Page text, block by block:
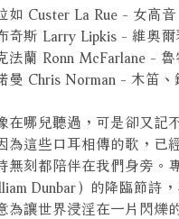
如 Custer La Rue - 女高音
奇斯 Larry Lipkis - 維奧
法蘭 Ronn McFarlane - 魯
曼 Chris Norman - 木笛、
在哪兒聽過，可是卻又記
為這些口耳相傳的歌，
無刻都陪伴在我們身旁。
Dunbar）的降臨節詩
為讓世界浸淫在一片閃爍